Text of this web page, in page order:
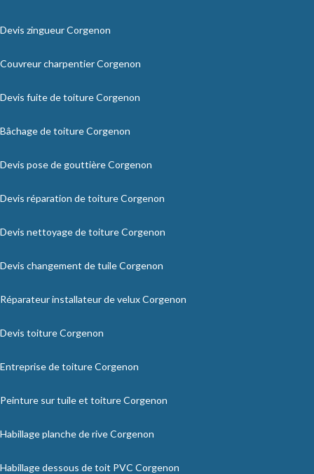
Devis zingueur Corgenon
Couvreur charpentier Corgenon
Devis fuite de toiture Corgenon
Bâchage de toiture Corgenon
Devis pose de gouttière Corgenon
Devis réparation de toiture Corgenon
Devis nettoyage de toiture Corgenon
Devis changement de tuile Corgenon
Réparateur installateur de velux Corgenon
Devis toiture Corgenon
Entreprise de toiture Corgenon
Peinture sur tuile et toiture Corgenon
Habillage planche de rive Corgenon
Habillage dessous de toit PVC Corgenon